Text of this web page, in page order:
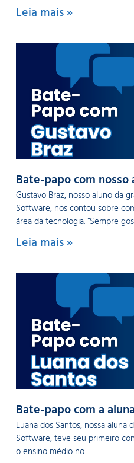
Leia mais »
Bate-papo com nosso
Gustavo Braz, nosso aluno da
Software, nos contou sobre
área da tecnologia. “Sempre
Leia mais »
Bate-papo com a
Luana dos Santos, nossa aluna
Software, teve seu primeiro
o ensino médio no